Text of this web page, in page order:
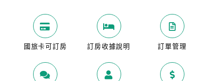
國旅卡可訂房 訂房收據說明 訂單管理